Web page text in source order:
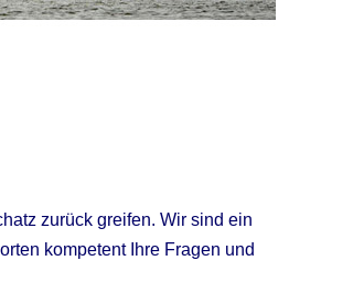
zurück greifen. Wir sind ein
kompetent Ihre Fragen und